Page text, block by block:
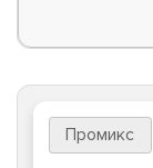
Промикс